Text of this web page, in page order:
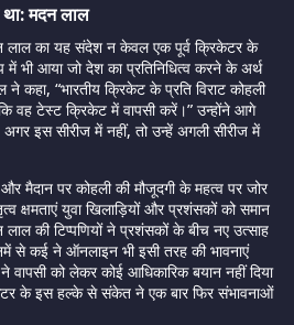
था: मदन लाल
लाल का यह संदेश न केवल एक पूर्व क्रिकेटर के
भी आया जो देश का प्रतिनिधित्व करने के अर्थ
कहा, “भारतीय क्रिकेट के प्रति विराट कोहली
वह टेस्ट क्रिकेट में वापसी करें।” उन्होंने आगे
अगर इस सीरीज में नहीं, तो उन्हें अगली सीरीज में
मैदान पर कोहली की मौजूदगी के महत्व पर जोर
क्षमताएं युवा खिलाड़ियों और प्रशंसकों को समान
की टिप्पणियों ने प्रशंसकों के बीच नए उत्साह
से कई ने ऑनलाइन भी इसी तरह की भावनाएं
वापसी को लेकर कोई आधिकारिक बयान नहीं दिया
के इस हल्के से संकेत ने एक बार फिर संभावनाओं